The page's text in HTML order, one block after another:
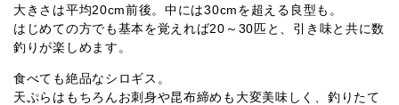
大きさは平均20cm前後。中には30cmを超える良型も。
はじめての方でも基本を覚えれば20～30匹と、引き味と共に数
釣りが楽しめます。
食べても絶品なシロギス。
天ぷらはもちろんお刺身や昆布締めも大変美味しく、釣りたて